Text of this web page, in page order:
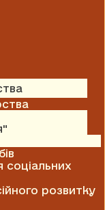
розвитку